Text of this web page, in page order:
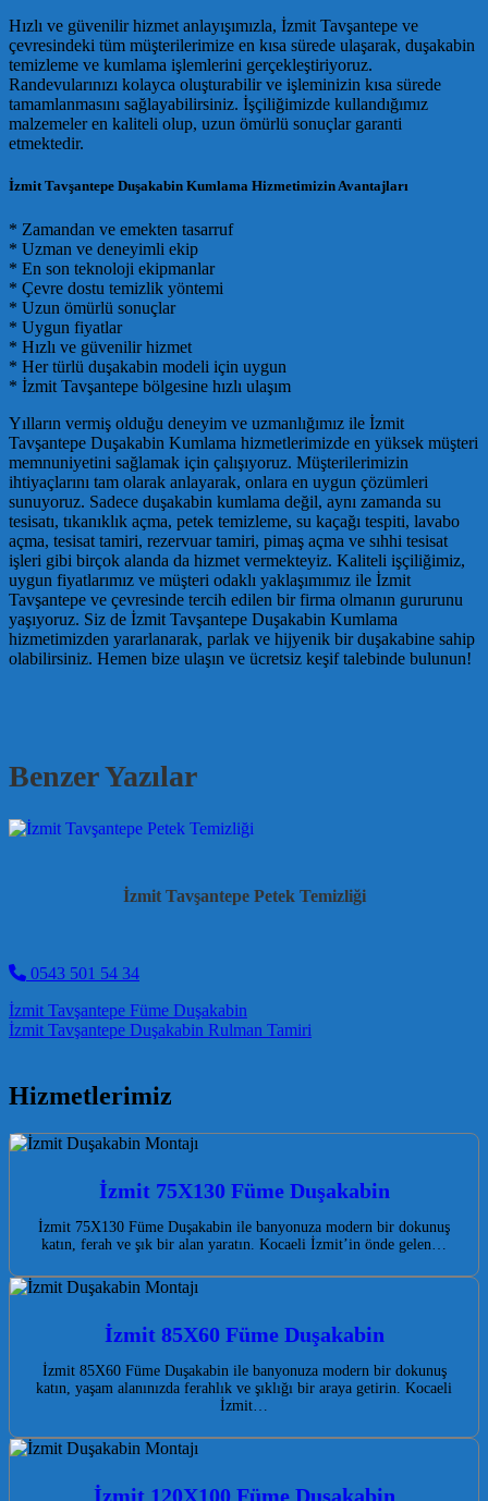
Hızlı ve güvenilir hizmet anlayışımızla, İzmit Tavşantepe ve
çevresindeki tüm müşterilerimize en kısa sürede ulaşarak, duşakabin
temizleme ve kumlama işlemlerini gerçekleştiriyoruz.
Randevularınızı kolayca oluşturabilir ve işleminizin kısa sürede
tamamlanmasını sağlayabilirsiniz. İşçiliğimizde kullandığımız
malzemeler en kaliteli olup, uzun ömürlü sonuçlar garanti
etmektedir.
İzmit Tavşantepe Duşakabin Kumlama Hizmetimizin Avantajları
* Zamandan ve emekten tasarruf
* Uzman ve deneyimli ekip
* En son teknoloji ekipmanlar
* Çevre dostu temizlik yöntemi
* Uzun ömürlü sonuçlar
* Uygun fiyatlar
* Hızlı ve güvenilir hizmet
* Her türlü duşakabin modeli için uygun
* İzmit Tavşantepe bölgesine hızlı ulaşım
Yılların vermiş olduğu deneyim ve uzmanlığımız ile İzmit
Tavşantepe Duşakabin Kumlama hizmetlerimizde en yüksek müşteri
memnuniyetini sağlamak için çalışıyoruz. Müşterilerimizin
ihtiyaçlarını tam olarak anlayarak, onlara en uygun çözümleri
sunuyoruz. Sadece duşakabin kumlama değil, aynı zamanda su
tesisatı, tıkanıklık açma, petek temizleme, su kaçağı tespiti, lavabo
açma, tesisat tamiri, rezervuar tamiri, pimaş açma ve sıhhi tesisat
işleri gibi birçok alanda da hizmet vermekteyiz. Kaliteli işçiliğimiz,
uygun fiyatlarımız ve müşteri odaklı yaklaşımımız ile İzmit
Tavşantepe ve çevresinde tercih edilen bir firma olmanın gururunu
yaşıyoruz. Siz de İzmit Tavşantepe Duşakabin Kumlama
hizmetimizden yararlanarak, parlak ve hijyenik bir duşakabine sahip
olabilirsiniz. Hemen bize ulaşın ve ücretsiz keşif talebinde bulunun!
Benzer Yazılar
İzmit Tavşantepe Petek Temizliği
0543 501 54 34
Post navigation
İzmit Tavşantepe Füme Duşakabin
İzmit Tavşantepe Duşakabin Rulman Tamiri
Hizmetlerimiz
İzmit 75X130 Füme Duşakabin
İzmit 75X130 Füme Duşakabin ile banyonuza modern bir dokunuş
katın, ferah ve şık bir alan yaratın. Kocaeli İzmit’in önde gelen…
İzmit 85X60 Füme Duşakabin
İzmit 85X60 Füme Duşakabin ile banyonuza modern bir dokunuş
katın, yaşam alanınızda ferahlık ve şıklığı bir araya getirin. Kocaeli
İzmit…
İzmit 120X100 Füme Duşakabin